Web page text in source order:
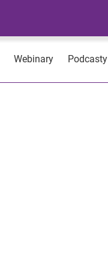
Webinary Podcasty